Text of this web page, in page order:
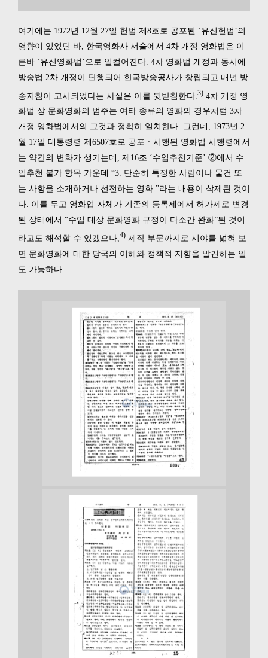
여기에는 1972년 12월 27일 헌법 제8호로 공포된 ‘유신헌법’의
영향이 있었던 바, 한국영화사 서술에서 4차 개정 영화법은 이
른바 ‘유신영화법’으로 일컬어진다. 4차 영화법 개정과 동시에
방송법 2차 개정이 단행되어 한국방송공사가 창립되고 매년 방
송지침이 고시되었다는 사실은 이를 뒷받침한다. 3) 4차 개정 영
화법 상 문화영화의 범주는 여타 종류의 영화의 경우처럼 3차
개정 영화법에서의 그것과 정확히 일치한다. 그런데, 1973년 2
월 17일 대통령령 제6507호로 공포ㆍ시행된 영화법 시행령에서
는 약간의 변화가 생기는데, 제16조 ‘수입추천기준’ ②에서 수
입추천 불가 항목 가운데 “3. 단순히 특정한 사람이나 물건 또
는 사항을 소개하거나 선전하는 영화.”라는 내용이 삭제된 것이
다. 이를 두고 영화업 자체가 기존의 등록제에서 허가제로 변경
된 상태에서 “수입 대상 문화영화 규정이 다소간 완화”된 것이
라고도 해석할 수 있겠으나, 4) 제작 부문까지로 시야를 넓혀 보
면 문화영화에 대한 당국의 이해와 정책적 지향을 발견하는 일
도 가능하다.